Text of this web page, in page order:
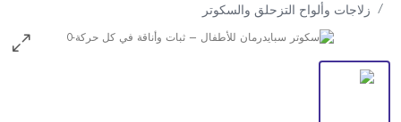
زلاجات وألواح التزحلق والسكوتر